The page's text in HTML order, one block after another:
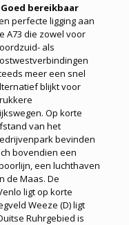
Goed bereikbaar
perfecte ligging aan
A73 die zowel voor
als
meer een snel
blijkt voor
Op korte
van het
bevinden
bovendien een
een luchthaven
de Maas. De
ligt op korte
Weeze (D) ligt
Ruhrgebied is